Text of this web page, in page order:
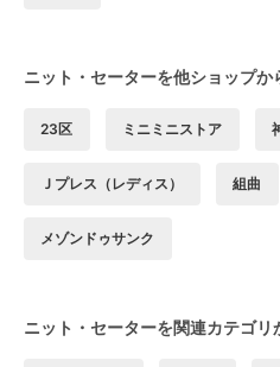
ニット・セーターを他ショップか
23区 ミニミニストア
Ｊプレス（レディス） 組曲
メゾンドゥサンク
ニット・セーターを関連カテゴリ